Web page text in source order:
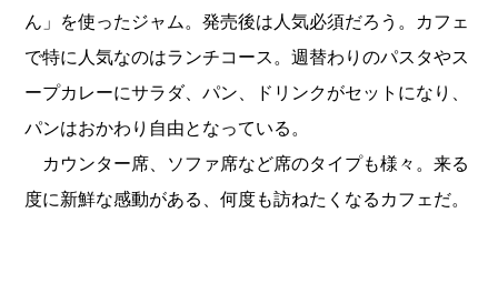
ん」を使ったジャム。発売後は人気必須だろう。カフェ
で特に人気なのはランチコース。週替わりのパスタやス
ープカレーにサラダ、パン、ドリンクがセットになり、
パンはおかわり自由となっている。
カウンター席、ソファ席など席のタイプも様々。来る
度に新鮮な感動がある、何度も訪ねたくなるカフェだ。